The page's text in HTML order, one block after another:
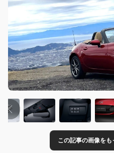
この記事の画像をも